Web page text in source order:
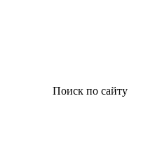
Поиск по сайту